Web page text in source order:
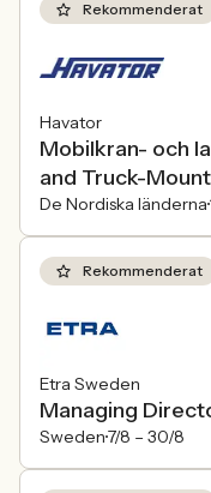
Rekommenderat
Havator
Mobilkran- och
and Truck-
De Nordiska länderna
Rekommenderat
Etra Sweden
Managing
Sweden7/8 – 30/8